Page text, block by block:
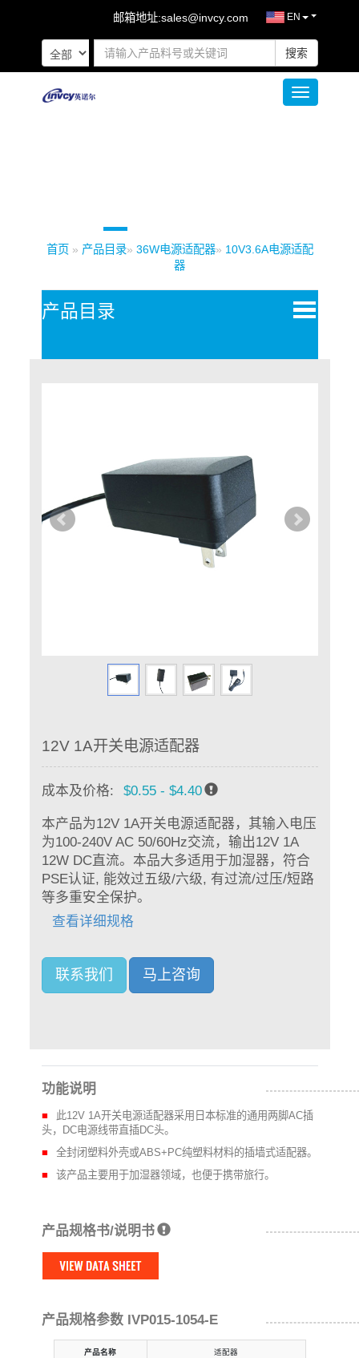
EN
邮箱地址:sales@invcy.com
搜索
Toggle
首页 » 产品目录» 36W电源适配器» 10V3.6A电源适配
器
产品目录
Open
12V 1A开关电源适配器
成本及价格: $0.55 - $4.40
本产品为12V 1A开关电源适配器，其输入电压
为100-240V AC 50/60Hz交流，输出12V 1A
12W DC直流。本品大多适用于加湿器，符合
PSE认证, 能效过五级/六级, 有过流/过压/短路
等多重安全保护。
查看详细规格
联系我们 马上咨询
功能说明
此12V 1A开关电源适配器采用日本标准的通用两脚AC插
头，DC电源线带直插DC头。
全封闭塑料外壳或ABS+PC纯塑料材料的插墙式适配器。
该产品主要用于加湿器领域，也便于携带旅行。
产品规格书/说明书
产品规格参数 IVP015-1054-E
产品名称 适配器